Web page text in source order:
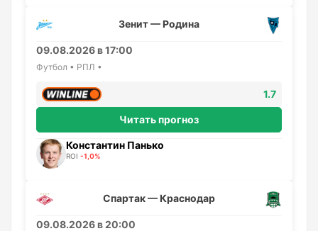
Зенит — Родина
09.08.2026 в 17:00
Футбол • РПЛ •
1.7
Читать прогноз
Константин Панько
ROI -1,0%
Спартак — Краснодар
09.08.2026 в 20:00